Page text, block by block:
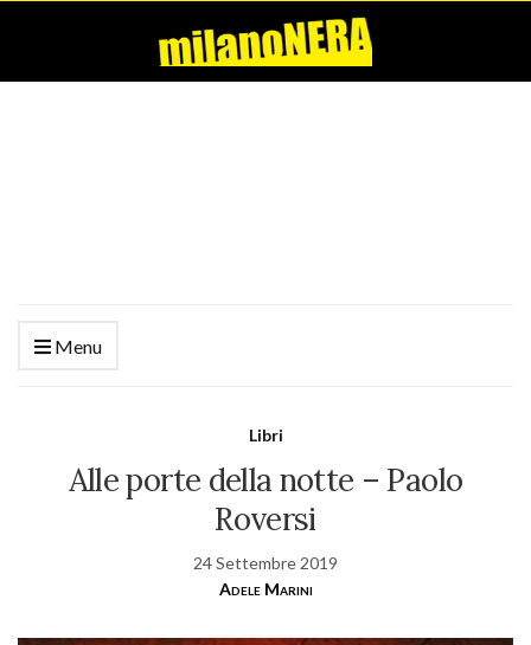
Menu
Libri
Alle porte della notte – Paolo
Roversi
24 Settembre 2019
Adele Marini